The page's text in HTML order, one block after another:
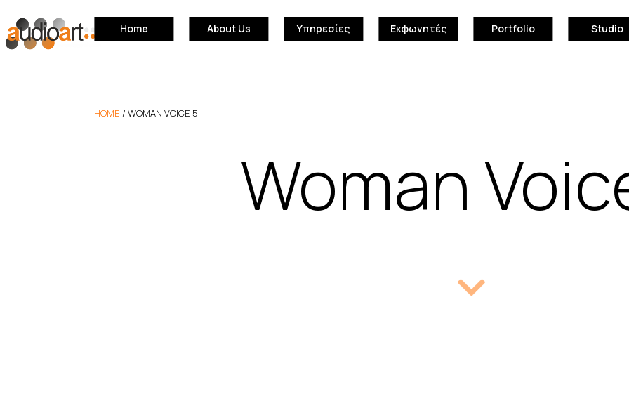
Home About Us Υπηρεσίες Εκφωνητές Portfolio Studio
HOME /WOMAN VOICE 5
Woman
